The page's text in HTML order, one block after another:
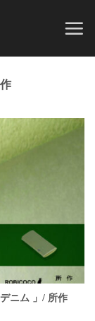
ニム 」/ 所作